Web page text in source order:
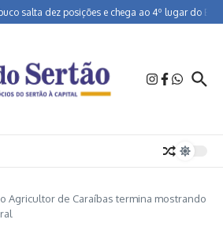
salta dez posições e chega ao 4º lugar do
Agricultor de Caraíbas termina mostrando